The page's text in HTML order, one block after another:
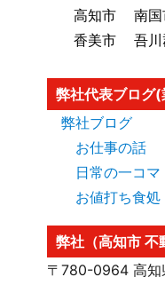
高知市
南
香美市
吾
弊社代表ブログ
弊社ブログ
お仕事の話
日常の一コマ
お値打ち食処
弊社（高知市 不
〒780-0964 高知